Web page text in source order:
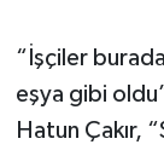
“İşçiler
eşya gibi
Hatun Çakır,